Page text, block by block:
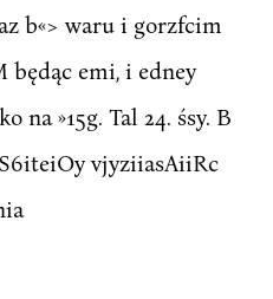
b«> waru i gorzfcim
będąc emi, i edney
na »15g. Tal 24. śsy. B
vjyziiasAiiRc